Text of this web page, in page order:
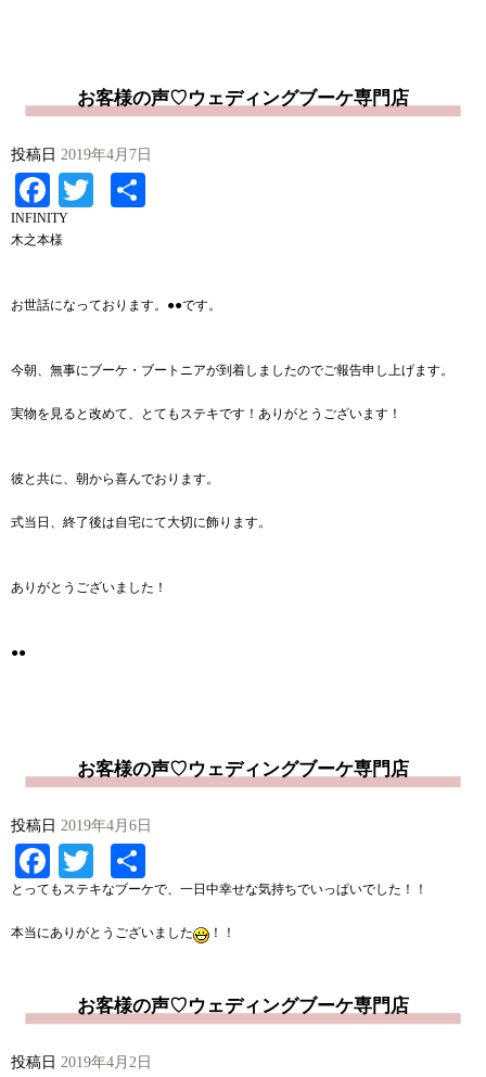
お客様の声♡ウェディングブーケ専門店
投稿日 2019年4月7日
Facebook
Twitter
INFINITY
木之本様
お世話になっております。●●です。
今朝、無事にブーケ・ブートニアが到着しましたのでご報告申し上げます。
実物を見ると改めて、とてもステキです！ありがとうございます！
彼と共に、朝から喜んでおります。
式当日、終了後は自宅にて大切に飾ります。
ありがとうございました！
●●
お客様の声♡ウェディングブーケ専門店
投稿日 2019年4月6日
Facebook
Twitter
有
とってもステキなブーケで、一日中幸せな気持ちでいっぱいでした！！
本当にありがとうございました ！！
お客様の声♡ウェディングブーケ専門店
投稿日 2019年4月2日